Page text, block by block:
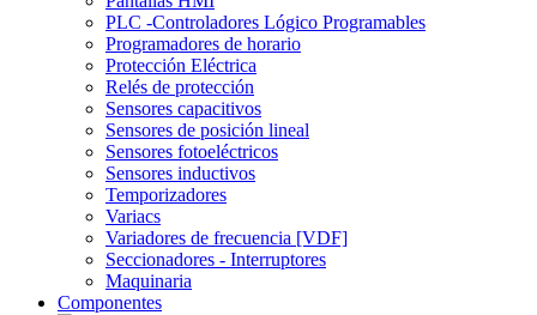
PLC -Controladores Lógico Programables
Programadores de horario
Protección Eléctrica
Relés de protección
Sensores capacitivos
Sensores de posición lineal
Sensores fotoeléctricos
Sensores inductivos
Temporizadores
Variacs
Variadores de frecuencia [VDF]
Seccionadores - Interruptores
Maquinaria
Componentes